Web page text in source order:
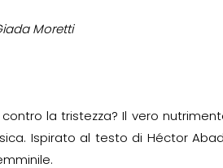
Moretti
la tristezza? Il vero
Ispirato al testo di Héctor